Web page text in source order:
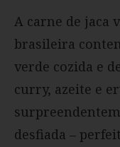
A carne de jaca
brasileira
verde cozida e
curry, azeite e
desfiada –